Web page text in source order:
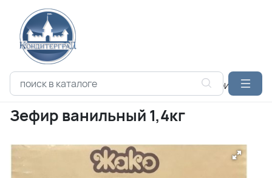
Каталог продукции ЗЕФИР
Зефир ванильный 1,4кг